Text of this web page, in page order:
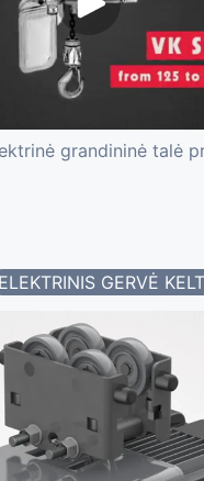
grandininė talė
ELEKTRINIS GERVĖ